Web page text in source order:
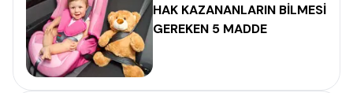
HAK KAZANANLARIN BİLMESİ
GEREKEN 5 MADDE